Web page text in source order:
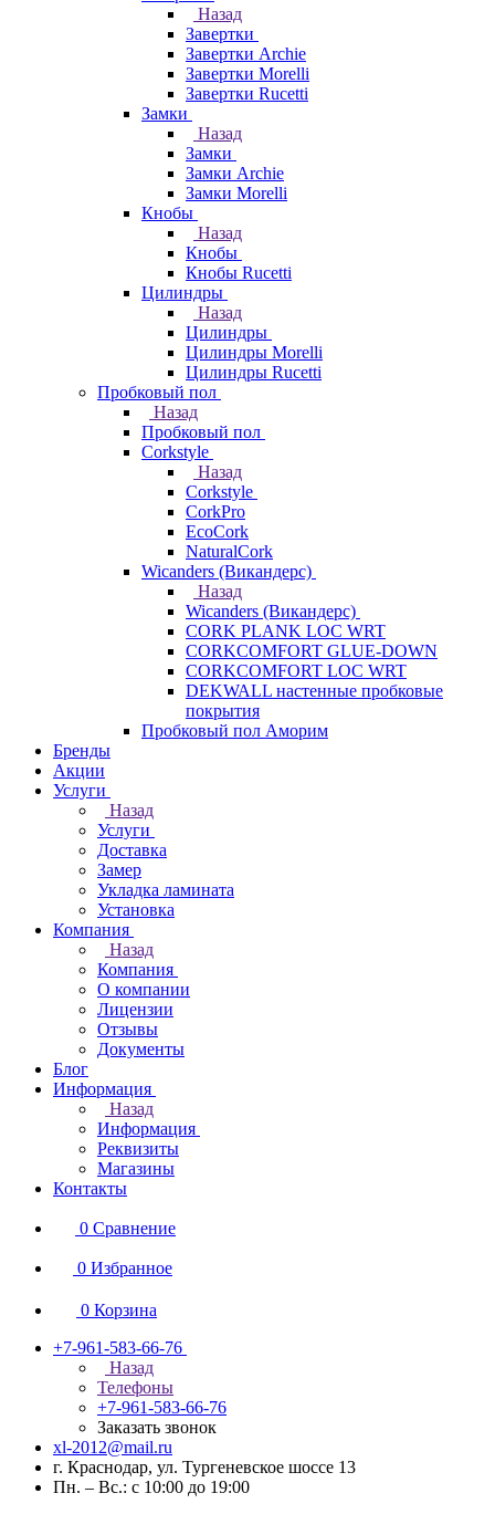
Назад
Завертки
Завертки Archie
Завертки Morelli
Завертки Rucetti
Замки
Назад
Замки
Замки Archie
Замки Morelli
Кнобы
Назад
Кнобы
Кнобы Rucetti
Цилиндры
Назад
Цилиндры
Цилиндры Morelli
Цилиндры Rucetti
Пробковый пол
Назад
Пробковый пол
Corkstyle
Назад
Corkstyle
CorkPro
EcoCork
NaturalCork
Wicanders (Викандерс)
Назад
Wicanders (Викандерс)
CORK PLANK LOC WRT
CORKCOMFORT GLUE-DOWN
CORKCOMFORT LOC WRT
DEKWALL настенные пробковые
покрытия
Пробковый пол Аморим
Бренды
Акции
Услуги
Назад
Услуги
Доставка
Замер
Укладка ламината
Установка
Компания
Назад
Компания
О компании
Лицензии
Отзывы
Документы
Блог
Информация
Назад
Информация
Реквизиты
Магазины
Контакты
0 Сравнение
0 Избранное
0 Корзина
+7-961-583-66-76
Назад
Телефоны
+7-961-583-66-76
Заказать звонок
xl-2012@mail.ru
г. Краснодар, ул. Тургеневское шоссе 13
Пн. – Вс.: с 10:00 до 19:00